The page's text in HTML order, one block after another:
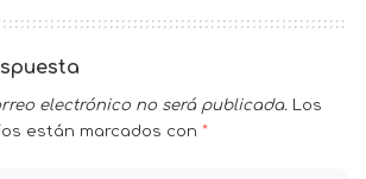
electrónico no será publicada. Los
están marcados con *